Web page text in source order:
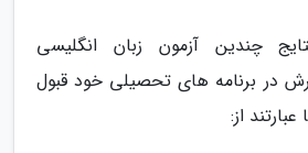
چندین آزمون زبان انگلیسی
در برنامه های تحصیلی خود قبول
از: